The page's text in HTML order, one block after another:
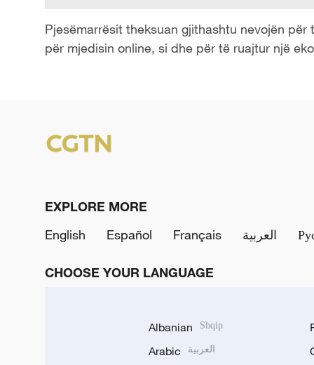
Pjesëmarrësit theksuan gjithashtu nevojën
për mjedisin online, si dhe për të ruajtur një
EXPLORE MORE
English
Español Français العربية
CHOOSE YOUR LANGUAGE
Albanian Shqip
Arabic العربية